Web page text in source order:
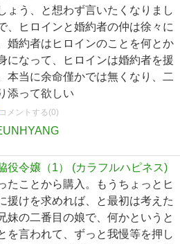
ょう、と想わず言いたくなりまし
、ヒロインと婚約者の仲は徐々に
婚約者はヒロインのことを何とか
になって、ヒロインは婚約者を援
本当に余命僅かでは無くなり、二
添って欲しい
コメントする(0)
役令嬢（1） (カラフルハピネス)
たことから購入。もうちょっとヒ
援けを求めれば、と最初は考えた
妹の二番目の娘で、何かというと
を言われて、ずっと我慢等を押し